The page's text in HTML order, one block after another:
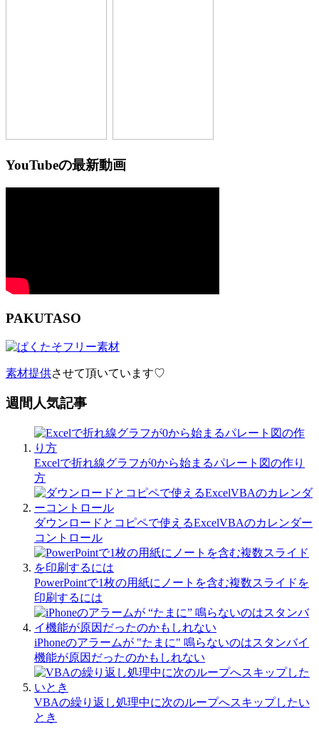
YouTubeの最新動画
PAKUTASO
素材提供させて頂いています♡
週間人気記事
Excelで折れ線グラフが0から始まるパレート図の作り
方
ダウンロードとコピペで使えるExcelVBAのカレンダー
コントロール
PowerPointで1枚の用紙にノートを含む複数スライドを
印刷するには
iPhoneのアラームが "たまに" 鳴らないのはスタンバイ
機能が原因だったのかもしれない
VBAの繰り返し処理中に次のループへスキップしたい
とき